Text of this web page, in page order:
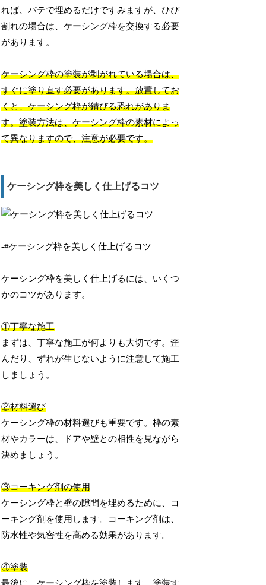
れば、パテで埋めるだけですみますが、ひび
割れの場合は、ケーシング枠を交換する必要
があります。
ケーシング枠の塗装が剥がれている場合は、
すぐに塗り直す必要があります。放置してお
くと、ケーシング枠が錆びる恐れがありま
す。塗装方法は、ケーシング枠の素材によっ
て異なりますので、注意が必要です。
ケーシング枠を美しく仕上げるコツ
-#ケーシング枠を美しく仕上げるコツ
ケーシング枠を美しく仕上げるには、いくつ
かのコツがあります。
①丁寧な施工
まずは、丁寧な施工が何よりも大切です。歪
んだり、ずれが生じないように注意して施工
しましょう。
②材料選び
ケーシング枠の材料選びも重要です。枠の素
材やカラーは、ドアや壁との相性を見ながら
決めましょう。
③コーキング剤の使用
ケーシング枠と壁の隙間を埋めるために、コ
ーキング剤を使用します。コーキング剤は、
防水性や気密性を高める効果があります。
④塗装